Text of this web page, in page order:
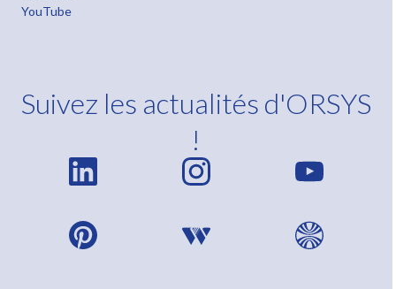
YouTube
Suivez les actualités d'ORSYS
!